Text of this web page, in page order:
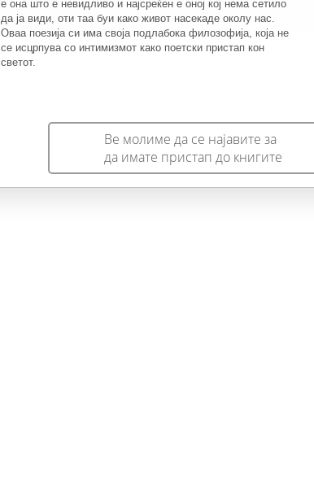
е она што е невидливо и најсреќен е оној кој нема сетило
да ја види, оти таа буи како живот насекаде околу нас.
Оваа поезија си има своја подлабока филозофија, која не
се исцрпува со интимизмот како поетски пристап кон
светот.
Ве молиме да се најавите за
да имате пристап до книгите